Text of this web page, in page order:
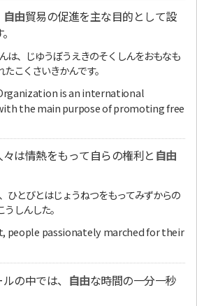
自由貿易の促進を主な目的として設
は、じゆうぼうえきのそくしんをおもなも
こくさいきかんです。
is an international
the main purpose of promoting free
は情熱をもって自らの権利と 自由
ひとびとはじょうねつをもってみずからの
しんした。
people passionately marched for their
の中では、 自由な時間の一分一秒